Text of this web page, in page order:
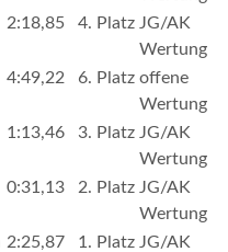
2:18,85 4. Platz JG/AK
Wertung
4:49,22 6. Platz offene
Wertung
1:13,46 3. Platz JG/AK
Wertung
0:31,13 2. Platz JG/AK
Wertung
2:25,87 1. Platz JG/AK